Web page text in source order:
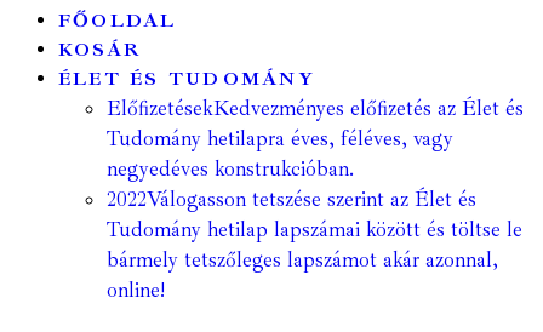
FŐOLDAL
KOSÁR
ÉLET ÉS TUDOMÁNY
ElőfizetésekKedvezményes előfizetés az Élet és
Tudomány hetilapra éves, féléves, vagy
negyedéves konstrukcióban.
2022Válogasson tetszése szerint az Élet és
Tudomány hetilap lapszámai között és töltse le
bármely tetszőleges lapszámot akár azonnal,
online!